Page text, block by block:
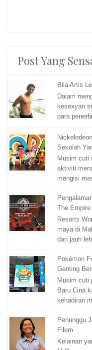
Post Yang
Bila Artis
Dalam
kesexyan
para
Sekolah
Musim cuti
aktiviti
mengisi
The
Resorts
maya di
dan jauh
Pokémon
Genting
Musim cuti
Baru Cina
kehadiran
Penunggu
Filem
Kelainan